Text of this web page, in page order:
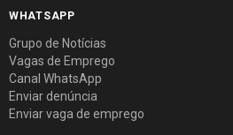
WHATSAPP
Grupo de Notícias
Vagas de Emprego
Canal WhatsApp
Enviar denúncia
Enviar vaga de emprego